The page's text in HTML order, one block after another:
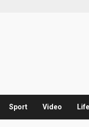
Sport Video